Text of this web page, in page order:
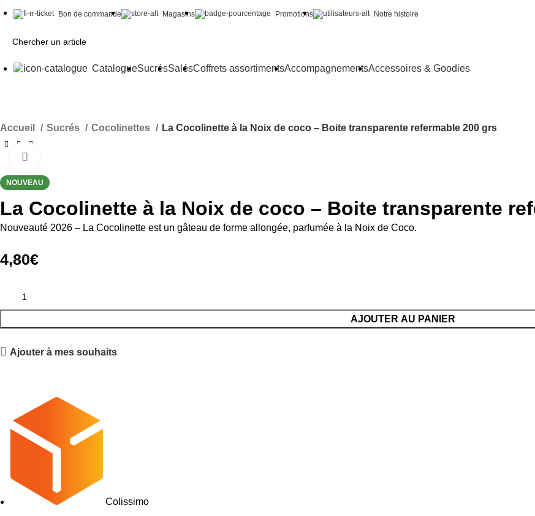
Bon de commande Magasins Promotions Notre histoire
CatalogueSucrésSalésCoffrets assortimentsAccompagnementsAccessoires & Goodies
Accueil Sucrés Cocolinettes La Cocolinette à la Noix de coco – Boite transparente refermable 200 grs
NOUVEAU
La Cocolinette à la Noix de coco – Boite transparente
Nouveauté 2026 – La Cocolinette est un gâteau de forme allongée, parfumée à la Noix de Coco.
4,80€
AJOUTER AU PANIER
Ajouter à mes souhaits
Colissimo